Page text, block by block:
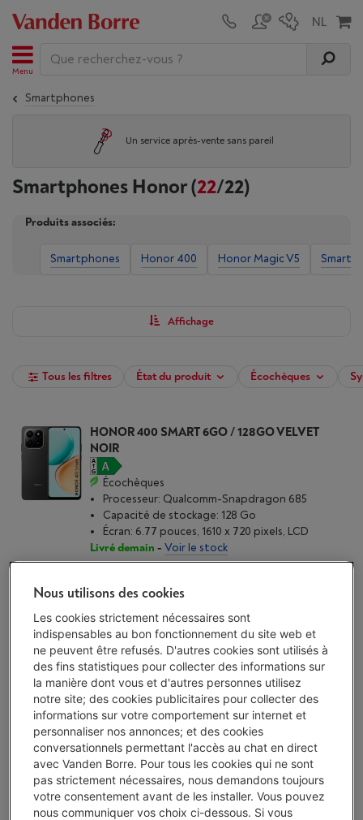
Menu
Smartphones
Un service après-vente sans pareil
Smartphones Honor(22/22)
Produits associés:
Smartphones Honor 400 Honor Magic V5
Affichage
Tous les filtres État du produit Écochèques
HONOR 400 SMART 6GO / 128GO VELVET
NOIR
Écochèques
Processeur: Qualcomm-Snapdragon 685
Capacité de stockage: 128 Go
Écran: 6.77 pouces, 1610 x 720 pixels, LCD
Livré demain - Voir le stock
€ 179,00
Comparer
HONOR MAGIC 8 LITE 8/512GB BLACK
(2)
Processeur: Qualcomm-Snapdragon 6 Gen 4
Capacité de stockage: 512 Go
Écran: 6.79 pouces, 2640 x 1200 pixels, AMOLED
Livré demain-Voir le stock
€ 399,00
Nous utilisons des cookies
Les cookies strictement nécessaires sont
indispensables au bon fonctionnement du site web et
ne peuvent être refusés. D'autres cookies sont utilisés à
des fins statistiques pour collecter des informations sur
la manière dont vous et d'autres personnes utilisez
notre site; des cookies publicitaires pour collecter des
informations sur votre comportement sur internet et
personnaliser nos annonces; et des cookies
conversationnels permettant l'accès au chat en direct
avec Vanden Borre. Pour tous les cookies qui ne sont
pas strictement nécessaires, nous demandons toujours
votre consentement avant de les installer. Vous pouvez
nous communiquer vos choix ci-dessous. Si vous